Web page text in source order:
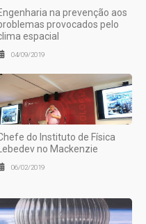
na prevenção aos
provocados pelo
espacial
04/09/2019
do Instituto de Física
Lebedev no Mackenzie
06/02/2019